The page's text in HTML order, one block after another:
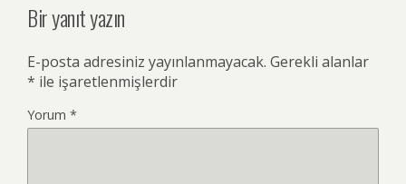
Bir yanıt yazın
E-posta adresiniz yayınlanmayacak. Gerekli alanlar
* ile işaretlenmişlerdir
Yorum *